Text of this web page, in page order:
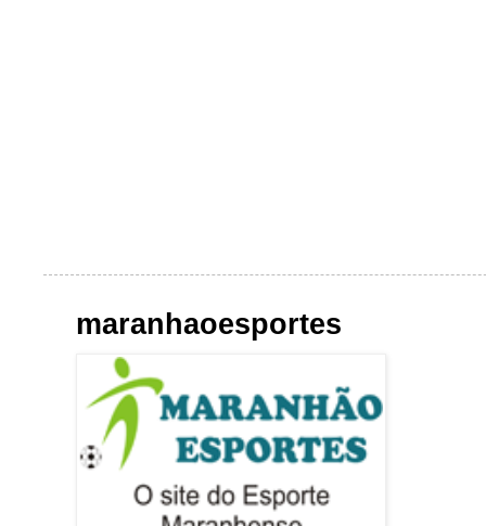
maranhaoesportes